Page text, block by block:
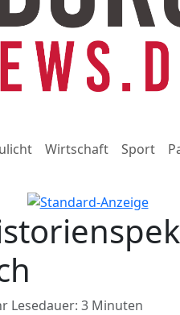
Wirtschaft Sport
Lesedauer: 3 Minuten